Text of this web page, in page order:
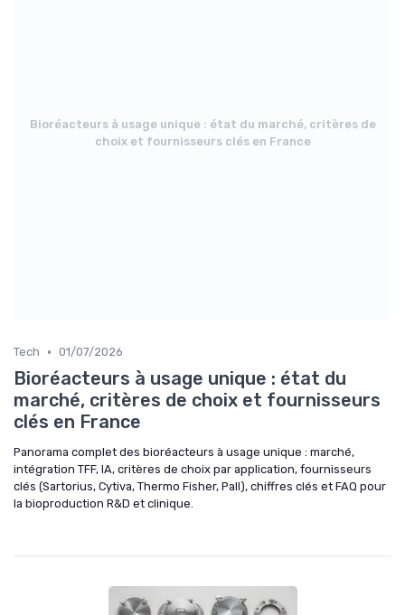
Bioréacteurs à usage unique : état du marché, critères de
choix et fournisseurs clés en France
Tech • 01/07/2026
Bioréacteurs à usage unique : état du
marché, critères de choix et fournisseurs
clés en France
Panorama complet des bioréacteurs à usage unique : marché,
intégration TFF, IA, critères de choix par application, fournisseurs
clés (Sartorius, Cytiva, Thermo Fisher, Pall), chiffres clés et FAQ pour
la bioproduction R&D et clinique.